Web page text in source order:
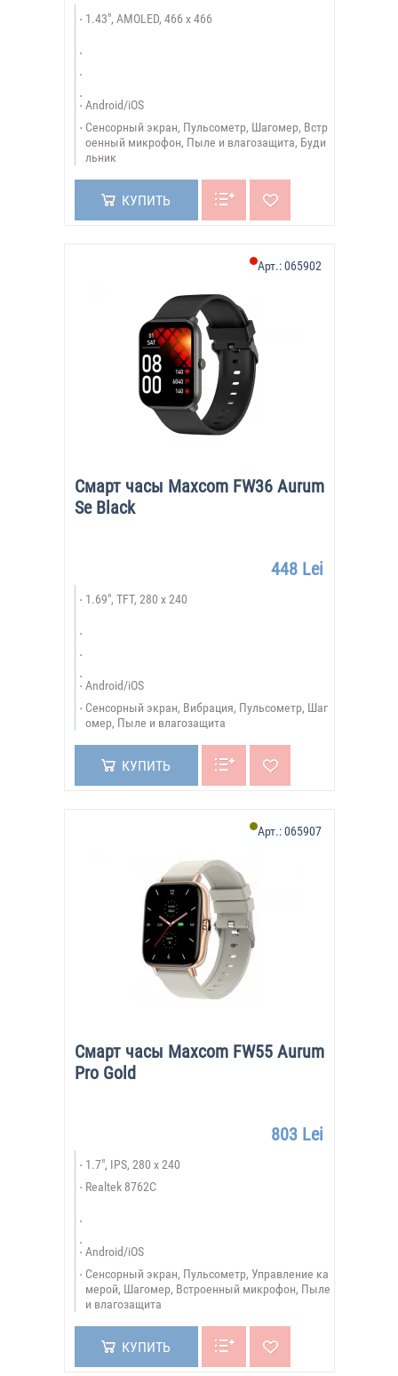
1.43", AMOLED, 466 x 466
Android/iOS
Сенсорный экран, Пульсометр, Шагомер, Встр
оенный микрофон, Пыле и влагозащита, Буди
льник
КУПИТЬ
Смарт часы Maxcom FW36 Aurum
Se Black
Арт.:065902
448 Lei
1.69", TFT, 280 x 240
Android/iOS
Сенсорный экран, Вибрация, Пульсометр, Шаг
омер, Пыле и влагозащита
КУПИТЬ
Смарт часы Maxcom FW55 Aurum
Pro Gold
Арт.:065907
803 Lei
1.7", IPS, 280 x 240
Realtek 8762C
Android/iOS
Сенсорный экран, Пульсометр, Управление ка
мерой, Шагомер, Встроенный микрофон, Пыле
и влагозащита
КУПИТЬ